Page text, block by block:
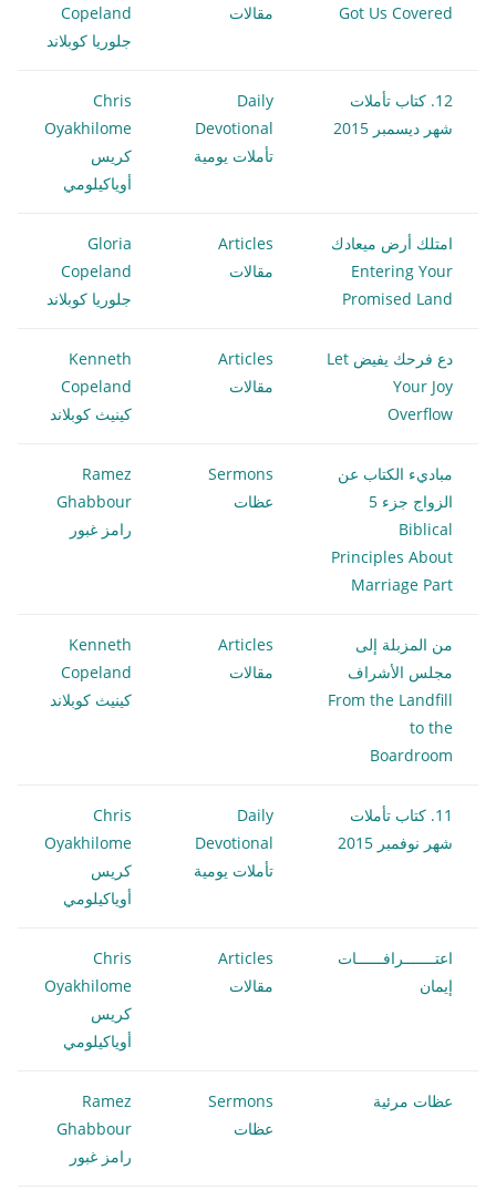
Got Us Covered
مقالات
Copeland
جلوريا كوبلاند
12. كتاب تأملات
شهر ديسمبر 2015
Daily
Devotional
تأملات يومية
Chris
Oyakhilome
كريس
أوياكيلومي
امتلك أرض ميعادك
Entering Your
Promised Land
Articles
مقالات
Gloria
Copeland
جلوريا كوبلاند
دع فرحك يفيض Let
Your Joy
Overflow
Articles
مقالات
Kenneth
Copeland
كينيث كوبلاند
مباديء الكتاب عن
الزواج جزء 5
Biblical
Principles About
Marriage Part
Sermons
عظات
Ramez
Ghabbour
رامز غبور
من المزبلة إلى
مجلس الأشراف
From the Landfill
to the
Boardroom
Articles
مقالات
Kenneth
Copeland
كينيث كوبلاند
11. كتاب تأملات
شهر نوفمبر 2015
Daily
Devotional
تأملات يومية
Chris
Oyakhilome
كريس
أوياكيلومي
اعتـــــــرافــــــات
إيمان
Articles
مقالات
Chris
Oyakhilome
كريس
أوياكيلومي
عظات مرئية
Sermons
عظات
Ramez
Ghabbour
رامز غبور